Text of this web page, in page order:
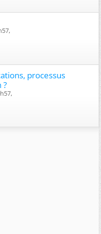
processus
?